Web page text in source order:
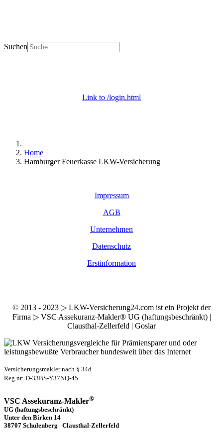
Suchen
Link to /login.html
Home
Hamburger Feuerkasse LKW-Versicherung
Impressum
AGB
Unternehmen
Datenschutz
Erstinformation
© 2013 - 2023 ▷ LKW-Versicherung24.com ist ein Projekt der
Firma ▷ VSC Assekuranz-Makler® UG (haftungsbeschränkt) |
Clausthal-Zellerfeld | Goslar
Versicherungsmakler nach § 34d
Reg.nr: D-33BS-Y37NQ-45
VSC Assekuranz-Makler®
UG (haftungsbeschränkt)
Unter den Birken 14
38707 Schulenberg | Clausthal-Zellerfeld